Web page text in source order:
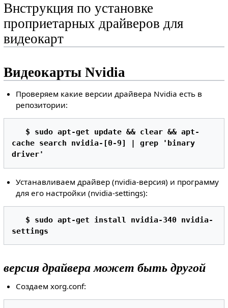
Bнструкция по установке
проприетарных драйверов для
видеокарт
Видеокарты Nvidia
Проверяем какие версии драйвера Nvidia есть в
репозитории:
$ sudo apt-get update && clear && apt-
cache search nvidia-[0-9] | grep 'binary
driver'
Устанавливаем драйвер (nvidia-версия) и программу
для его настройки (nvidia-settings):
$ sudo apt-get install nvidia-340 nvidia-
settings
версия драйвера может быть другой
Создаем xorg.conf: